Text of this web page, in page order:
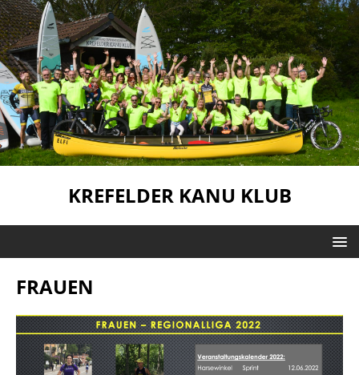
KREFELDER KANU KLUB
FRAUEN